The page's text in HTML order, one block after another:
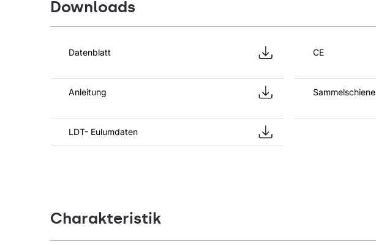
Downloads
Datenblatt CE
Anleitung Sammelschiene
LDT- Eulumdaten
Charakteristik